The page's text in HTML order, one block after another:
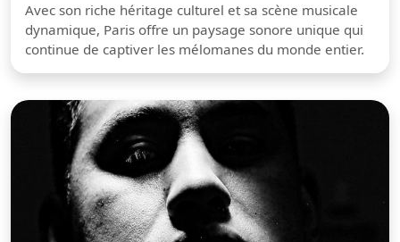
Avec son riche héritage culturel et sa scène musicale
dynamique, Paris offre un paysage sonore unique qui
continue de captiver les mélomanes du monde entier.